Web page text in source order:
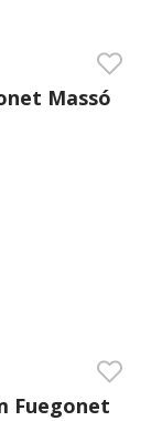
Massó
Fuegonet